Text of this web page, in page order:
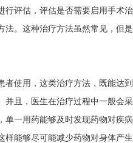
评估，评估是否需要启用手术
。这种治疗方法虽然常见，但
使用，这类治疗方法，既能达
且，医生在治疗过程中一般会
一用药能够及时发现药物对疾
能够尽可能减少药物对身体产